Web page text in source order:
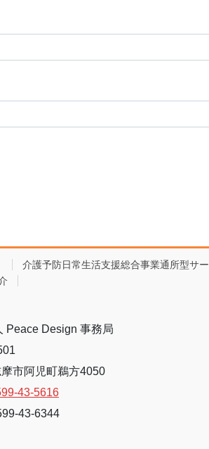
介護予防日常生活支援総合事業通所型サ
Peace Design 事務局
市阿児町鵜方4050
43-5616
43-6344